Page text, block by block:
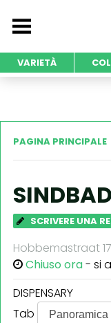
VARIETÀ
PAGINA PRINCIPALE
SINDBAD
SCRIVERE UNA
Hobbemastraat
Chiuso ora- si
DISPENSARY
Tab
Panoramica